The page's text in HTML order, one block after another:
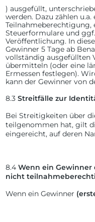
) ausgefüllt,
werden. Dazu zählen
Teilnahmeberechtigung,
Steuerformulare und
Veröffentlichung. In
Gewinner 5 Tage ab
vollständig ausgefüllten
übermitteln (oder eine
Ermessen festlegen).
kann der Gewinner von
8.3Streitfälle zur
Bei Streitigkeiten über
teilgenommen hat, gilt
eingereicht, auf deren
8.4Wenn ein
nicht
Wenn ein Gewinner